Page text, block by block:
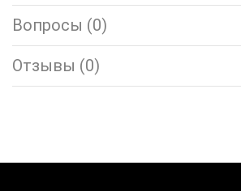
Вопросы (0)
Отзывы (0)